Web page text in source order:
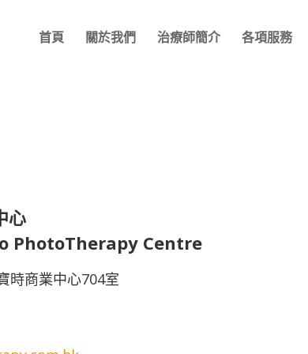
首頁 關於我們 治療師簡介 各項服務
心
PhotoTherapy Centre
時商業中心704室